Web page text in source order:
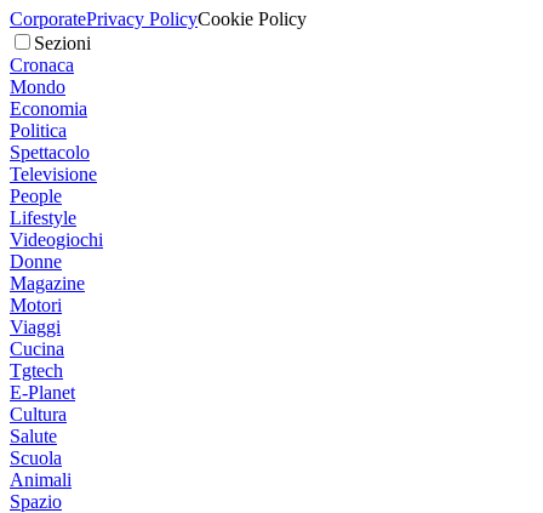
CorporatePrivacy PolicyCookie Policy
Sezioni
Cronaca
Mondo
Economia
Politica
Spettacolo
Televisione
People
Lifestyle
Videogiochi
Donne
Magazine
Motori
Viaggi
Cucina
Tgtech
E-Planet
Cultura
Salute
Scuola
Animali
Spazio